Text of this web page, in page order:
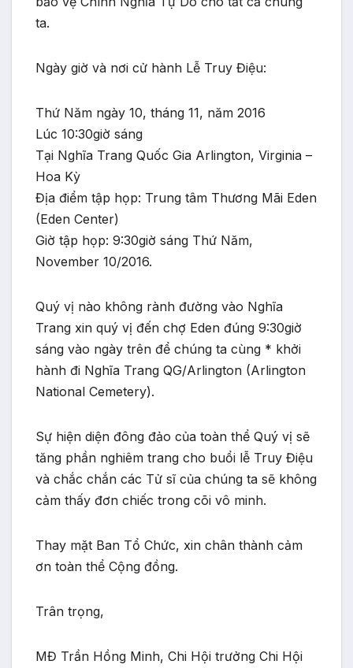
ta.
Ngày giờ và nơi cử hành Lễ Truy Điệu:
Thứ Năm ngày 10, tháng 11, năm 2016
Lúc 10:30giờ sáng
Tại Nghĩa Trang Quốc Gia Arlington, Virginia –
Hoa Kỳ
Địa điểm tập họp: Trung tâm Thương Mãi Eden
(Eden Center)
Giờ tập họp: 9:30giờ sáng Thứ Năm,
November 10/2016.
Quý vị nào không rành đường vào Nghĩa
Trang xin quý vị đến chợ Eden đúng 9:30giờ
sáng vào ngày trên để chúng ta cùng * khởi
hành đi Nghĩa Trang QG/Arlington (Arlington
National Cemetery).
Sự hiện diện đông đảo của toàn thể Quý vị sẽ
tăng phần nghiêm trang cho buổi lễ Truy Điệu
và chắc chắn các Tử sĩ của chúng ta sẽ không
cảm thấy đơn chiếc trong cõi vô minh.
Thay mặt Ban Tổ Chức, xin chân thành cảm
ơn toàn thể Cộng đồng.
Trân trọng,
MĐ Trần Hồng Minh, Chi Hội trưởng Chi Hội